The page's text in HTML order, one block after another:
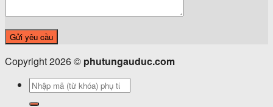
Copyright 2026 © phutungauduc.com
Tìm